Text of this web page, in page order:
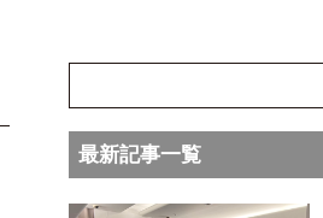
最新記事一覧